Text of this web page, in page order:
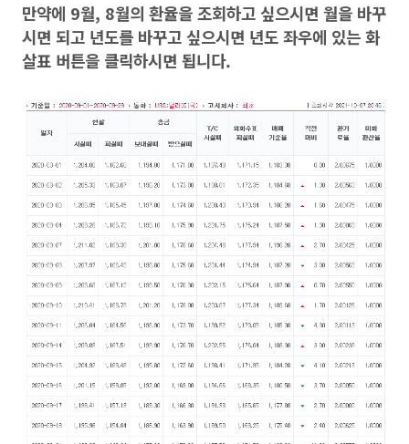
만약에 9월, 8월의 환율을 조회하고 싶으시면 월을 바꾸
시면 되고 년도를 바꾸고 싶으시면 년도 좌우에 있는 화
살표 버튼을 클릭하시면 됩니다.